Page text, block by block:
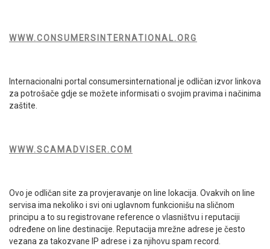
WWW.CONSUMERSINTERNATIONAL.ORG
Internacionalni portal consumersinternational je odličan izvor linkova
za potrošače gdje se možete informisati o svojim pravima i načinima
zaštite.
WWW.SCAMADVISER.COM
Ovo je odličan site za provjeravanje on line lokacija. Ovakvih on line
servisa ima nekoliko i svi oni uglavnom funkcionišu na sličnom
principu a to su registrovane reference o vlasništvu i reputaciji
određene on line destinacije. Reputacija mrežne adrese je često
vezana za takozvane IP adrese i za njihovu spam record.